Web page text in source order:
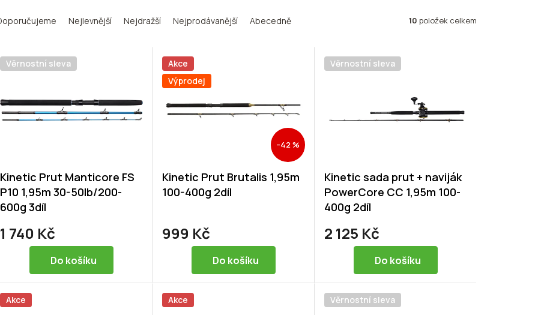
Nejlevnější Nejdražší Nejprodávanější Abecedně 10 položek celkem
Věrnostní sleva
Kinetic Prut Manticore FS
P10 1,95m 30-50lb/200-
600g 3díl
1 740 Kč
Do košíku
Akce
Výprodej
–42 %
Kinetic Prut Brutalis 1,95m
100-400g 2díl
999 Kč
Do košíku
Věrnostní sleva
Kinetic sada prut + naviják
PowerCore CC 1,95m 100-
400g 2díl
2 125 Kč
Do košíku
Akce Akce Věrnostní sleva